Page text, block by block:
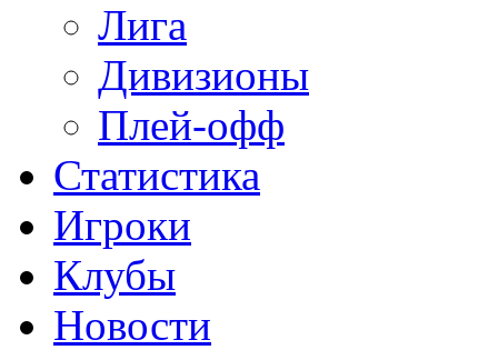
Лига
Дивизионы
Плей-офф
Статистика
Игроки
Клубы
Новости